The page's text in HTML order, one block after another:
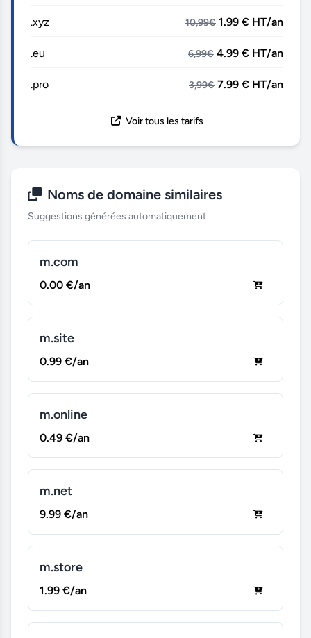
.xyz 10,99€ 1.99 € HT/an
.eu 6,99€ 4.99 € HT/an
.pro 3,99€ 7.99 € HT/an
Voir tous les tarifs
Noms de domaine similaires
Suggestions générées automatiquement
m.com
0.00 €/an
m.site
0.99 €/an
m.online
0.49 €/an
m.net
9.99 €/an
m.store
1.99 €/an